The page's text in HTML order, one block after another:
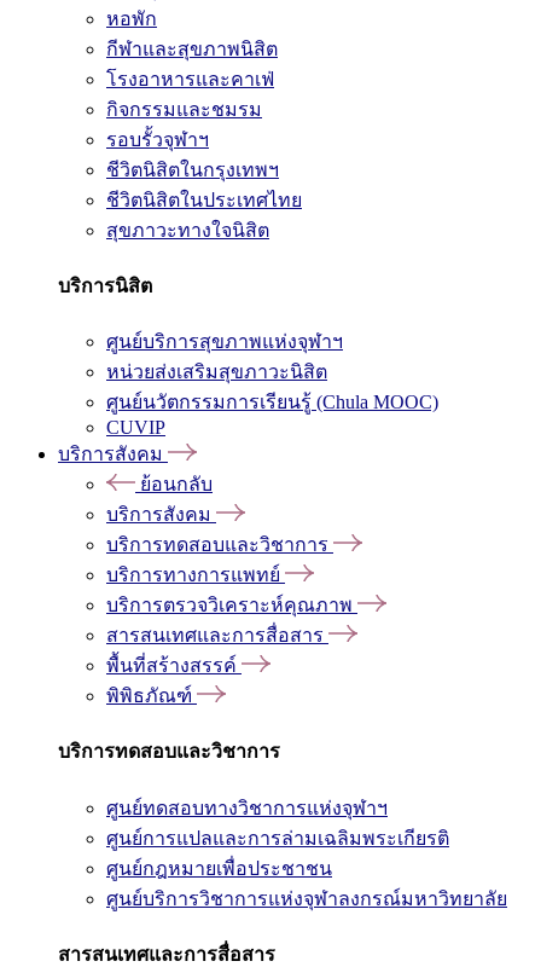
หอพัก
กีฬาและสุขภาพนิสิต
โรงอาหารและคาเฟ่
กิจกรรมและชมรม
รอบรั้วจุฬาฯ
ชีวิตนิสิตในกรุงเทพฯ
ชีวิตนิสิตในประเทศไทย
สุขภาวะทางใจนิสิต
บริการนิสิต
ศูนย์บริการสุขภาพแห่งจุฬาฯ
หน่วยส่งเสริมสุขภาวะนิสิต
ศูนย์นวัตกรรมการเรียนรู้ (Chula MOOC)
CUVIP
บริการสังคม
ย้อนกลับ
บริการสังคม
บริการทดสอบและวิชาการ
บริการทางการแพทย์
บริการตรวจวิเคราะห์คุณภาพ
สารสนเทศและการสื่อสาร
พื้นที่สร้างสรรค์
พิพิธภัณฑ์
บริการทดสอบและวิชาการ
ศูนย์ทดสอบทางวิชาการแห่งจุฬาฯ
ศูนย์การแปลและการล่ามเฉลิมพระเกียรติ
ศูนย์กฎหมายเพื่อประชาชน
ศูนย์บริการวิชาการแห่งจุฬาลงกรณ์มหาวิทยาลัย
สารสนเทศและการสื่อสาร